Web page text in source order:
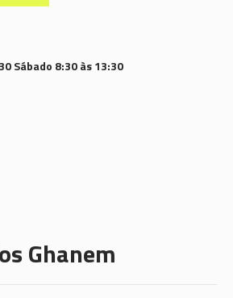
Sábado 8:30 às 13:30
Ghanem